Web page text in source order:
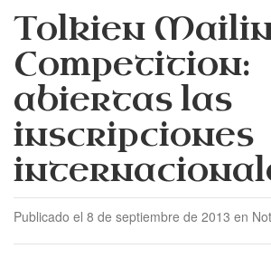
Tolkien
Competition:
abiertas las
inscripciones
Publicado el 8 de septiembre de 2013 en